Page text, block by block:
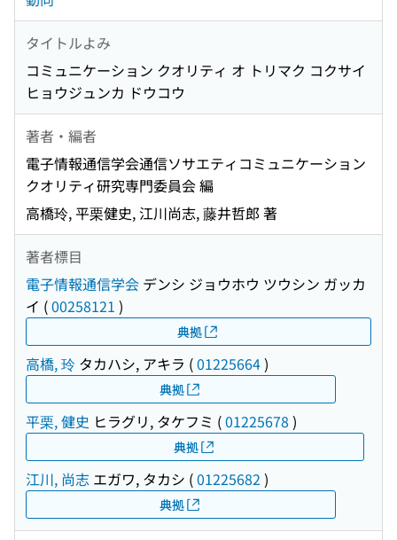
タイトルよみ
コミュニケーション クオリティ オ トリマク コクサイ
ヒョウジュンカ ドウコウ
著者・編者
電子情報通信学会通信ソサエティコミュニケーション
クオリティ研究専門委員会 編
高橋玲, 平栗健史, 江川尚志, 藤井哲郎 著
著者標目
電子情報通信学会 デンシ ジョウホウ ツウシン ガッカ
イ (00258121 )
典拠
高橋, 玲 タカハシ, アキラ (01225664)
典拠
平栗, 健史 ヒラグリ, タケフミ (01225678 )
典拠
江川, 尚志 エガワ, タカシ (01225682 )
典拠